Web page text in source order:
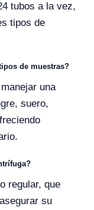
tubos a la vez,
tipos de
de muestras?
una
suero,
regular, que
su